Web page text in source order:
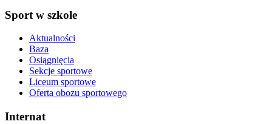
Sport w szkole
Aktualności
Baza
Osiągnięcia
Sekcje sportowe
Liceum sportowe
Oferta obozu sportowego
Internat